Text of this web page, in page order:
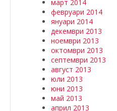
март 2014
февруари 2014
януари 2014
декември 2013
ноември 2013
октомври 2013
септември 2013
август 2013
юли 2013
юни 2013
май 2013
април 2013